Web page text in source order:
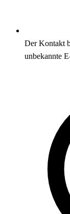
Der Kontakt
unbekannte